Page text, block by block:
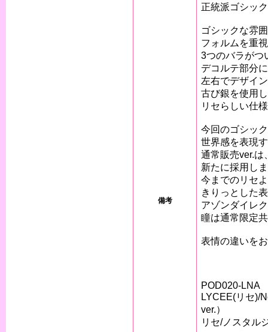
備考
正統派ゴシッ
ゴシックな雰
フォルムを重
3つのバラがつ
デコルテ部分
左右でデザイ
古び銀を使用
リセらしい仕
今回のゴシッ
世界感を表現
通常販売ver.は
新たに採用し
今までのリセ
きりっとした
アゾンダイレ
瞳は通常限定
表情の違いを
POD020-LNA
LYCEE(リセ)/
ver.）
リセ/ノスタル